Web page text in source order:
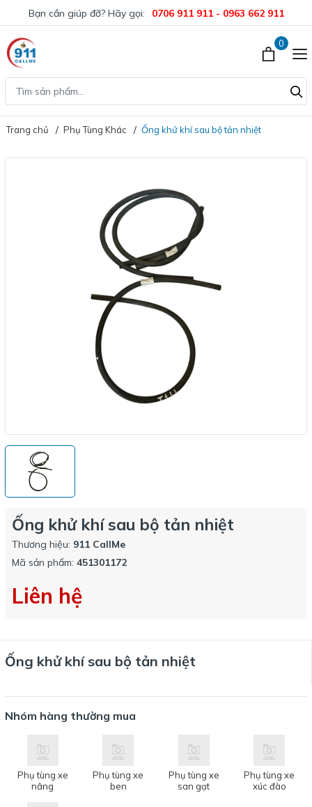
Bạn cần giúp đỡ? Hãy gọi: 0706 911 911 - 0963 662 911
0
Trang chủ Phụ Tùng Khác Ống khử khí sau bộ tản nhiệt
Ống khử khí sau bộ tản nhiệt
Thương hiệu: 911 CallMe
Mã sản phẩm: 451301172
Liên hệ
Ống khử khí sau bộ tản nhiệt
Nhóm hàng thường mua
Phụ tùng xe
nâng
Phụ tùng xe
ben
Phụ tùng xe
san gạt
Phụ tùng xe
xúc đào